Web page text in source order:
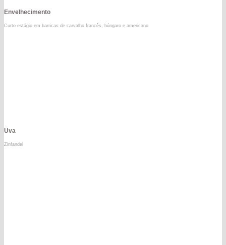
Envelhecimento
Curto estágio em barricas de carvalho francês, húngaro e americano
Uva
Zinfandel